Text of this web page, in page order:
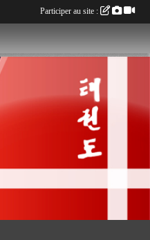
Participer au site :